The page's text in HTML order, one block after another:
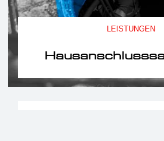
LEISTUNGEN
LEISTUNGEN
Fräsen, Spülen,